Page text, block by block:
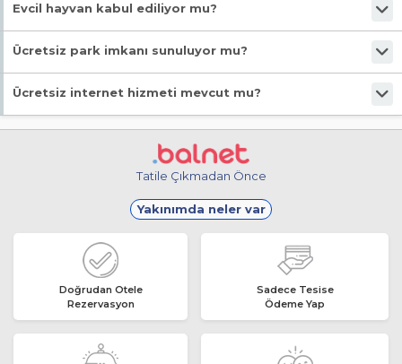
Giriş en erken 11:00, çıkış en geç 12:00 saatindedir.
Evcil hayvan kabul ediliyor mu?
Malesef, evcil hayvan kabul edilmiyor!
Ücretsiz park imkanı sunuluyor mu?
Evet, ücretsiz park imkanı mevcut.
Ücretsiz internet hizmeti mevcut mu?
Evet, ücretsiz internet hizmeti sunuluyor.
Tatile Çıkmadan Önce
Yakınımda neler var
Doğrudan Otele
Rezervasyon
Sadece Tesise
Ödeme Yap